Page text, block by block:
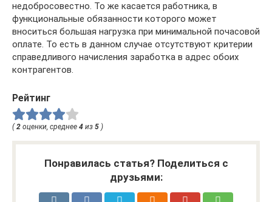
недобросовестно. То же касается работника, в
функциональные обязанности которого может
вноситься большая нагрузка при минимальной почасовой
оплате. То есть в данном случае отсутствуют критерии
справедливого начисления заработка в адрес обоих
контрагентов.
Рейтинг
( 2 оценки, среднее 4 из 5 )
Понравилась статья? Поделиться с
друзьями: